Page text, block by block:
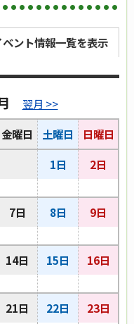
ベント情報一覧を表示
翌月 >>
金曜日 土曜日
日曜日
1日
2日
7日 8日 9日
14日 15日 16日
21日 22日 23日